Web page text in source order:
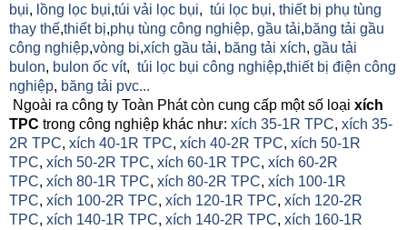
bụi, lồng lọc bụi,túi vải lọc bụi, túi lọc bụi, thiết bị phụ tùng
thay thế,thiết bị,phụ tùng công nghiệp, gầu tải,băng tải gầu
công nghiệp,vòng bi,xích gầu tải, băng tải xích, gầu tải
bulon, bulon ốc vít, túi lọc bụi công nghiệp,thiết bị điện công
nghiệp, băng tải pvc...
Ngoài ra công ty Toàn Phát còn cung cấp một số loại xích
TPC trong công nghiệp khác như: xích 35-1R TPC, xích 35-
2R TPC, xích 40-1R TPC, xích 40-2R TPC, xích 50-1R
TPC, xích 50-2R TPC, xích 60-1R TPC, xích 60-2R
TPC, xích 80-1R TPC, xích 80-2R TPC, xích 100-1R
TPC, xích 100-2R TPC, xích 120-1R TPC, xích 120-2R
TPC, xích 140-1R TPC, xích 140-2R TPC, xích 160-1R